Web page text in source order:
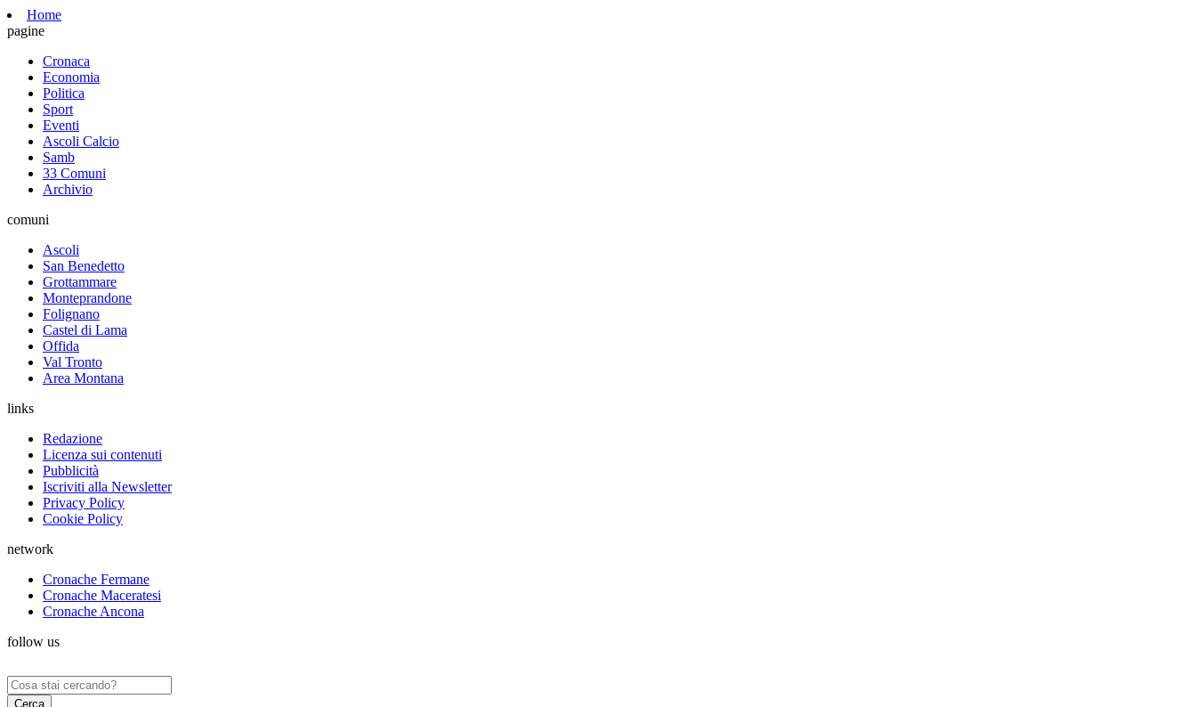
Home
pagine
Cronaca
Economia
Politica
Sport
Eventi
Ascoli Calcio
Samb
33 Comuni
Archivio
comuni
Ascoli
San Benedetto
Grottammare
Monteprandone
Folignano
Castel di Lama
Offida
Val Tronto
Area Montana
links
Redazione
Licenza sui contenuti
Pubblicità
Iscriviti alla Newsletter
Privacy Policy
Cookie Policy
network
Cronache Fermane
Cronache Maceratesi
Cronache Ancona
follow us
Ricerca
per: